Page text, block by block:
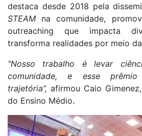
destaca desde 2018 pela
STEAM na comunidade,
outreaching que impacta
transforma realidades por meio
“Nosso trabalho é levar
comunidade, e esse prêmio
trajetória”, afirmou Caio
do Ensino Médio.